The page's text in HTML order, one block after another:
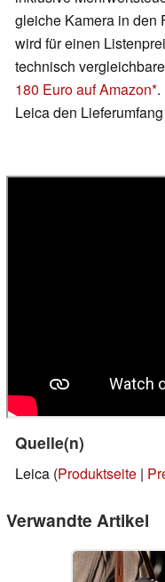
gleiche Kamera in den
wird für einen
technisch
180 Euro auf Amazon .
Leica den
Quelle(n)
Leica (Produktseite |
Verwandte Artikel